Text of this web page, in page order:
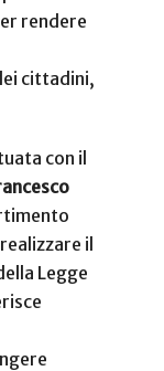
rendere
cittadini,
con il
il
Legge